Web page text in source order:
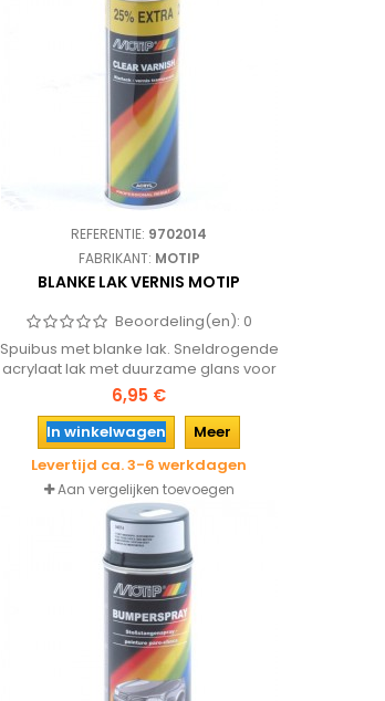
REFERENTIE: 9702014
FABRIKANT: MOTIP
BLANKE LAK VERNIS MOTIP
Beoordeling(en): 0
Spuibus met blanke lak. Sneldrogende
acrylaat lak met duurzame glans voor
het behandelen van behandelde en
onbehandelde ondergronden van o.a.
metaal, aluminium, hout, glas, steen en
diverse soorten kunststof.
6,95 €
In winkelwagen
Meer
Levertijd ca. 3-6 werkdagen
Aan vergelijken toevoegen